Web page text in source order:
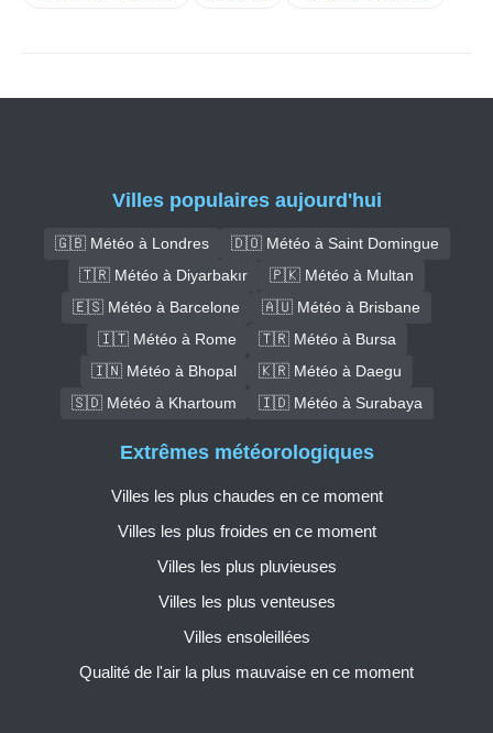
Villes populaires aujourd'hui
🇬🇧 Météo à Londres
🇩🇴 Météo à Saint Domingue
🇹🇷 Météo à Diyarbakır
🇵🇰 Météo à Multan
🇪🇸 Météo à Barcelone
🇦🇺 Météo à Brisbane
🇮🇹 Météo à Rome
🇹🇷 Météo à Bursa
🇮🇳 Météo à Bhopal
🇰🇷 Météo à Daegu
🇸🇩 Météo à Khartoum
🇮🇩 Météo à Surabaya
Extrêmes météorologiques
Villes les plus chaudes en ce moment
Villes les plus froides en ce moment
Villes les plus pluvieuses
Villes les plus venteuses
Villes ensoleillées
Qualité de l'air la plus mauvaise en ce moment